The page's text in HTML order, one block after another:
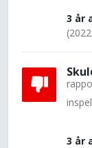
3 år
3 år